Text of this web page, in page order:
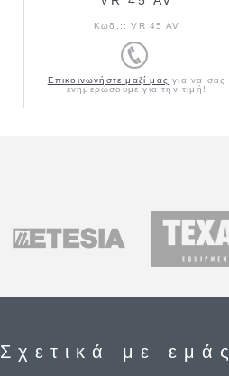
Κωδ.::VR 45 AV
Επικοινωνήστε μαζί μας για να σας
ενημερώσουμε για την τιμή!
Σχετικά με εμάς